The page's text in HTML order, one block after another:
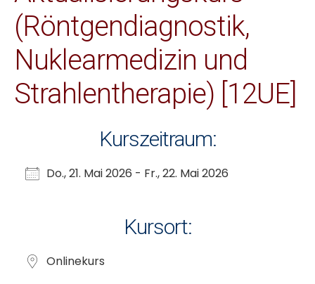
(Röntgendiagnostik,
Nuklearmedizin und
Strahlentherapie) [12UE]
Kurszeitraum:
Do., 21. Mai 2026 - Fr., 22. Mai 2026
Kursort:
Onlinekurs